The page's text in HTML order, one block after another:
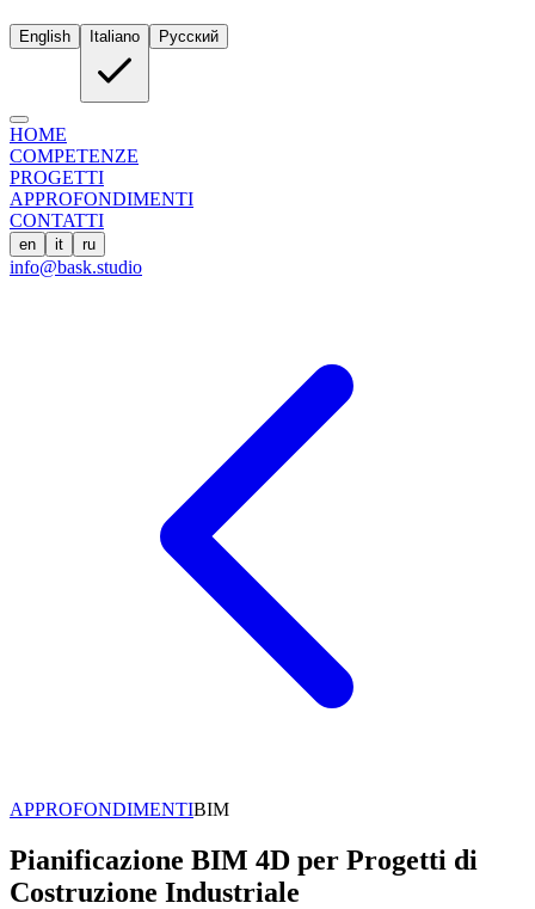
English Italiano Русский
HOME
COMPETENZE
PROGETTI
APPROFONDIMENTI
CONTATTI
en it ru
info@bask.studio
APPROFONDIMENTIBIM
Pianificazione BIM 4D per Progetti di
Costruzione Industriale